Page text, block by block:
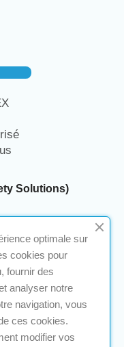
Solutions)
Bâtiment E
optimale sur
cookies pour
fournir des
analyser notre
navigation, vous
ces cookies.
modifier vos